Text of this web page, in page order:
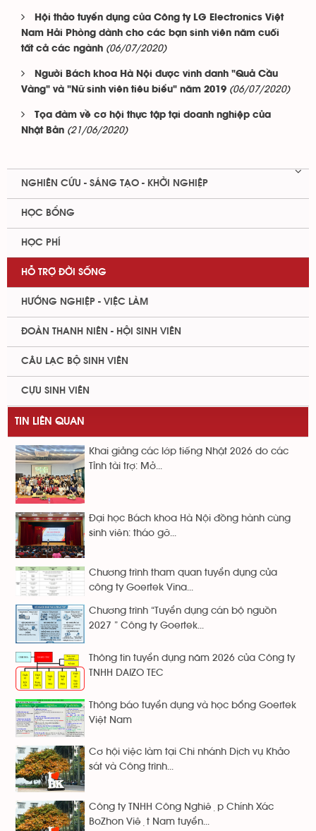
Hội thảo tuyển dụng của Công ty LG Electronics Việt
Nam Hải Phòng dành cho các bạn sinh viên năm cuối
tất cả các ngành (06/07/2020)
Người Bách khoa Hà Nội được vinh danh "Quả Cầu
Vàng" và "Nữ sinh viên tiêu biểu" năm 2019 (06/07/2020)
Tọa đàm về cơ hội thực tập tại doanh nghiệp của
Nhật Bản (21/06/2020)
NGHIÊN CỨU - SÁNG TẠO - KHỞI NGHIỆP
HỌC BỔNG
HỌC PHÍ
HỖ TRỢ ĐỜI SỐNG
HƯỚNG NGHIỆP - VIỆC LÀM
ĐOÀN THANH NIÊN - HỘI SINH VIÊN
CÂU LẠC BỘ SINH VIÊN
CỰU SINH VIÊN
TIN LIÊN QUAN
Khai giảng các lớp tiếng Nhật 2026 do các
Tỉnh tài trợ: Mở...
Đại học Bách khoa Hà Nội đồng hành cùng
sinh viên: tháo gỡ...
Chương trình tham quan tuyển dụng của
công ty Goertek Vina...
Chương trình “Tuyển dụng cán bộ nguồn
2027 ” Công ty Goertek...
Thông tin tuyển dụng năm 2026 của Công ty
TNHH DAIZO TEC
Thông báo tuyển dụng và học bổng Goertek
Việt Nam
Cơ hội việc làm tại Chi nhánh Dịch vụ Khảo
sát và Công trình...
Công ty TNHH Công Nghiệp Chính Xác
BoZhon Việt Nam tuyển...